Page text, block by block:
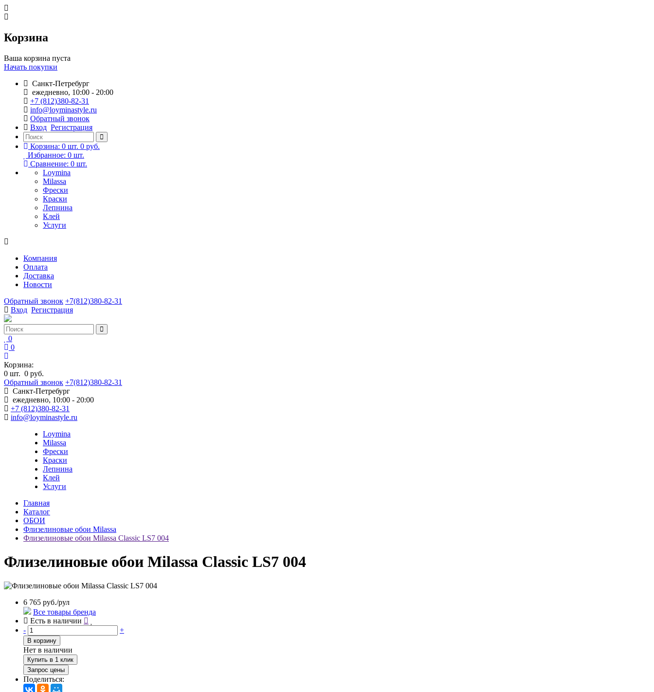
Корзина
Ваша корзина пуста
Начать покупки
Санкт-Петребург
ежедневно, 10:00 - 20:00
+7 (812)380-82-31
info@loyminastyle.ru
Обратный звонок
Вход Регистрация
Корзина: 0 шт. 0 руб.
Избранное: 0 шт.
Сравнение: 0 шт.
Loymina
Milassa
Фрески
Краски
Лепнина
Клей
Услуги
Компания
Оплата
Доставка
Новости
Обратный звонок +7(812)380-82-31
Вход Регистрация
0
0
Корзина:
0 шт. 0 руб.
Обратный звонок +7(812)380-82-31
Санкт-Петребург
ежедневно, 10:00 - 20:00
+7 (812)380-82-31
info@loyminastyle.ru
Loymina
Milassa
Фрески
Краски
Лепнина
Клей
Услуги
Главная
Каталог
ОБОИ
Флизелиновые обои Milassa
Флизелиновые обои Milassa Classic LS7 004
Флизелиновые обои Milassa Classic LS7 004
6 765 руб./рул
Все товары бренда
Есть в наличии
-
+
В корзину
Нет в наличии
Купить в 1 клик
Запрос цены
Поделиться: